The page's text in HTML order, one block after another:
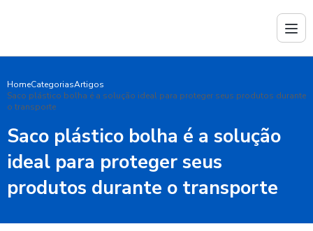
HomeCategoriasArtigos
Saco plástico bolha é a solução ideal para proteger seus produtos durante
o transporte
Saco plástico bolha é a solução
ideal para proteger seus
produtos durante o transporte